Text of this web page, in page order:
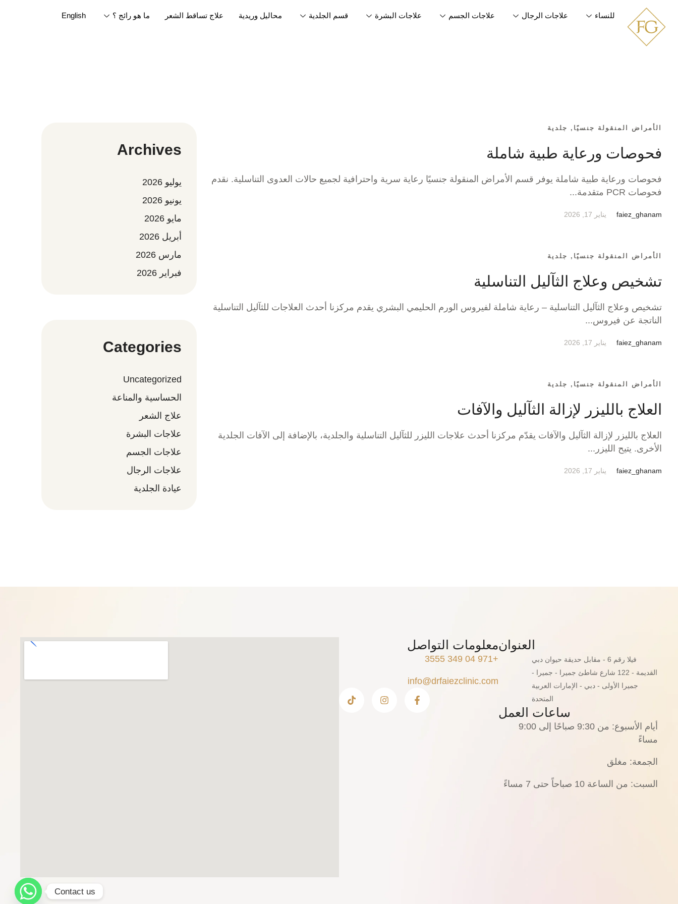
للنساء علاجات الرجال علاجات الجسم علاجات البشرة قسم الجلدية محاليل وريدية علاج تساقط الشعر ما هو رائج ؟ English
الأمراض المنقولة جنسيًا , جلدية
فحوصات ورعاية طبية شاملة
فحوصات ورعاية طبية شاملة يوفر قسم الأمراض المنقولة جنسيًا رعاية سرية واحترافية لجميع حالات العدوى التناسلية. نقدم
فحوصات PCR متقدمة...
faiez_ghanam يناير 17, 2026
الأمراض المنقولة جنسيًا , جلدية
تشخيص وعلاج الثآليل التناسلية
تشخيص وعلاج الثآليل التناسلية – رعاية شاملة لفيروس الورم الحليمي البشري يقدم مركزنا أحدث العلاجات للثآليل التناسلية
الناتجة عن فيروس...
faiez_ghanam يناير 17, 2026
الأمراض المنقولة جنسيًا , جلدية
العلاج بالليزر لإزالة الثآليل والآفات
العلاج بالليزر لإزالة الثآليل والآفات يقدّم مركزنا أحدث علاجات الليزر للثآليل التناسلية والجلدية، بالإضافة إلى الآفات الجلدية
الأخرى. يتيح الليزر...
faiez_ghanam يناير 17, 2026
Archives
يوليو 2026
يونيو 2026
مايو 2026
أبريل 2026
مارس 2026
فبراير 2026
Categories
Uncategorized
الحساسية والمناعة
علاج الشعر
علاجات البشرة
علاجات الجسم
علاجات الرجال
عيادة الجلدية
العنوان
فيلا رقم 6 - مقابل حديقة حيوان دبي
القديمة - 122 شارع شاطئ جميرا - جميرا -
جميرا الأولى - دبي - الإمارات العربية
المتحدة
ساعات العمل
أيام الأسبوع: من 9:30 صباحًا إلى 9:00
مساءً
الجمعة: مغلق
السبت: من الساعة 10 صباحاً حتى 7 مساءً
معلومات التواصل
+971 04 349 3555
info@drfaiezclinic.com
Contact us